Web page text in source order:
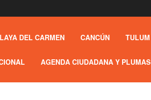
DEL CARMEN CANCÚN TULUM
AGENDA CIUDADANA Y PLUMAS